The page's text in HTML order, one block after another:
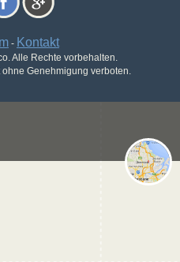
- Kontakt
Alle Rechte vorbehalten.
Genehmigung verboten.